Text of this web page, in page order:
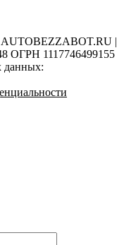
AUTOBEZZABOT.RU |
ОГРН 1117746499155
данных: